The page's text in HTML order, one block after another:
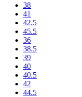
38
41
42.5
45.5
36
38.5
39
40
40.5
42
44.5